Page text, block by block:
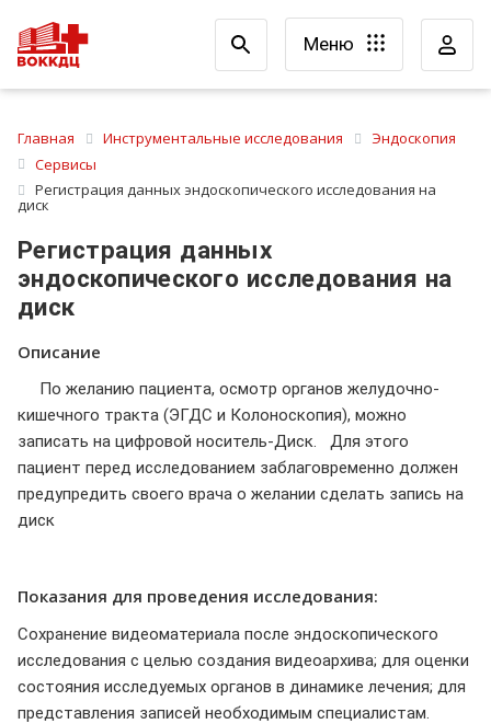
Меню
Главная Инструментальные исследования
Эндоскопия
Сервисы
Регистрация данных эндоскопического исследования на
диск
Регистрация данных
эндоскопического исследования на
диск
Описание
По желанию пациента, осмотр органов желудочно-
кишечного тракта (ЭГДС и Колоноскопия), можно
записать на цифровой носитель-Диск. Для этого
пациент перед исследованием заблаговременно должен
предупредить своего врача о желании сделать запись на
диск
Показания для проведения исследования:
Сохранение видеоматериала после эндоскопического
исследования с целью создания видеоархива; для оценки
состояния исследуемых органов в динамике лечения; для
представления записей необходимым специалистам.